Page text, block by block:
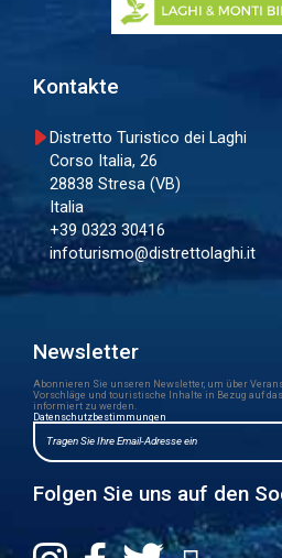
Kontakte
Distretto Turistico dei Laghi
Corso Italia, 26
28838 Stresa (VB)
Italia
+39 0323 30416
infoturismo@distrettolaghi.it
Newsletter
Abonnieren Sie unseren Newsletter, um über
Vorschläge und touristische Inhalte in Bezug auf
informiert zu werden.
Datenschutzbestimmungen
Folgen Sie uns auf den